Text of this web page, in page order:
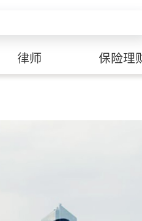
律师 保险理